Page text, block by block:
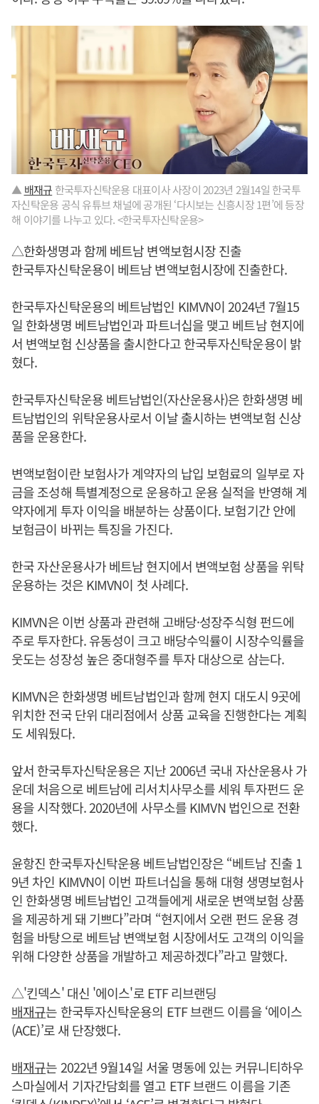
▲ 배재규 한국투자신탁운용 대표이사 사장이 2023년 2월14일 한국투
자신탁운용 공식 유튜브 채널에 공개된 ‘다시보는 신흥시장 1편’에 등장
해 이야기를 나누고 있다. <한국투자신탁운용>
△한화생명과 함께 베트남 변액보험시장 진출
한국투자신탁운용이 베트남 변액보험시장에 진출한다.
한국투자신탁운용의 베트남법인 KIMVN이 2024년 7월15
일 한화생명 베트남법인과 파트너십을 맺고 베트남 현지에
서 변액보험 신상품을 출시한다고 한국투자신탁운용이 밝
혔다.
한국투자신탁운용 베트남법인(자산운용사)은 한화생명 베
트남법인의 위탁운용사로서 이날 출시하는 변액보험 신상
품을 운용한다.
변액보험이란 보험사가 계약자의 납입 보험료의 일부로 자
금을 조성해 특별계정으로 운용하고 운용 실적을 반영해 계
약자에게 투자 이익을 배분하는 상품이다. 보험기간 안에
보험금이 바뀌는 특징을 가진다.
한국 자산운용사가 베트남 현지에서 변액보험 상품을 위탁
운용하는 것은 KIMVN이 첫 사례다.
KIMVN은 이번 상품과 관련해 고배당·성장주식형 펀드에
주로 투자한다. 유동성이 크고 배당수익률이 시장수익률을
웃도는 성장성 높은 중대형주를 투자 대상으로 삼는다.
KIMVN은 한화생명 베트남법인과 함께 현지 대도시 9곳에
위치한 전국 단위 대리점에서 상품 교육을 진행한다는 계획
도 세워뒀다.
앞서 한국투자신탁운용은 지난 2006년 국내 자산운용사 가
운데 처음으로 베트남에 리서치사무소를 세워 투자펀드 운
용을 시작했다. 2020년에 사무소를 KIMVN 법인으로 전환
했다.
윤항진 한국투자신탁운용 베트남법인장은 “베트남 진출 1
9년 차인 KIMVN이 이번 파트너십을 통해 대형 생명보험사
인 한화생명 베트남법인 고객들에게 새로운 변액보험 상품
을 제공하게 돼 기쁘다”라며 “현지에서 오랜 펀드 운용 경
험을 바탕으로 베트남 변액보험 시장에서도 고객의 이익을
위해 다양한 상품을 개발하고 제공하겠다”라고 말했다.
△'킨덱스' 대신 '에이스'로 ETF 리브랜딩
배재규는 한국투자신탁운용의 ETF 브랜드 이름을 ‘에이스
(ACE)’로 새 단장했다.
배재규는 2022년 9월14일 서울 명동에 있는 커뮤니티하우
스마실에서 기자간담회를 열고 ETF 브랜드 이름을 기존